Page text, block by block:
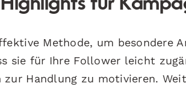
für
Methode, um besondere
sie für Ihre Follower leicht
Handlung zu motivieren.